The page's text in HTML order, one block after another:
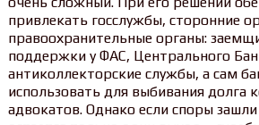
привлекать госслужбы, сторонние
правоохранительные органы:
поддержки у ФАС, Центрального
антиколлекторские службы, а сам
использовать для выбивания долга
адвокатов. Однако если споры